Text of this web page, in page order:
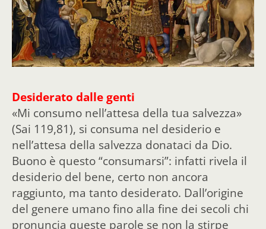
Desiderato dalle genti
«Mi consumo nell’attesa della tua salvezza»
(Sai 119,81), si consuma nel desiderio e
nell’attesa della salvezza donataci da Dio.
Buono è questo “consumarsi”: infatti rivela il
desiderio del bene, certo non ancora
raggiunto, ma tanto desiderato. Dall’origine
del genere umano fino alla fine dei secoli chi
pronuncia queste parole se non la stirpe